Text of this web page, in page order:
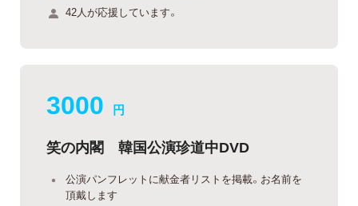
42人が応援しています。
3000 円
笑の内閣 韓国公演珍道中DVD
公演パンフレットに献金者リストを掲載。お名前を
頂戴します